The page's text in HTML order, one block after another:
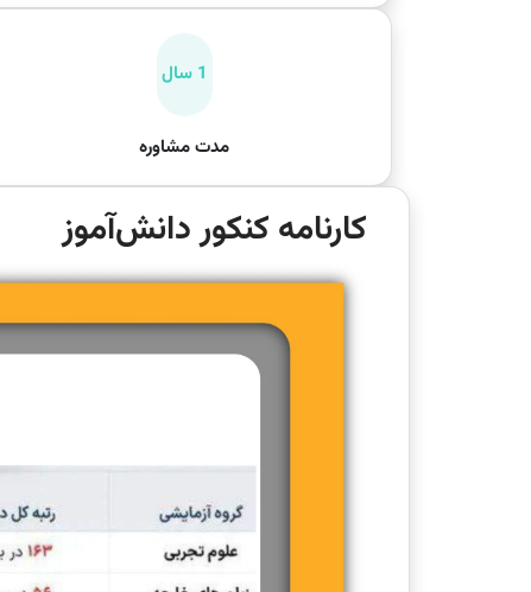
1 سال
مدت مشاوره
کارنامه کنکور دانش‌آموز